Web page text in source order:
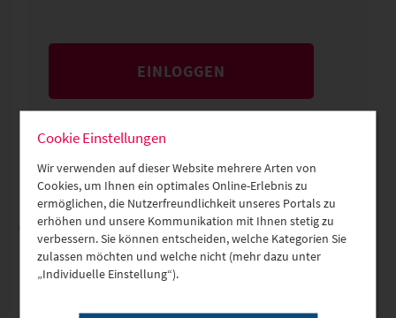
EINLOGGEN
oder
Neues Profil erstellen
Cookie Einstellungen
Wir verwenden auf dieser Website mehrere Arten von
Cookies, um Ihnen ein optimales Online-Erlebnis zu
ermöglichen, die Nutzerfreundlichkeit unseres Portals zu
erhöhen und unsere Kommunikation mit Ihnen stetig zu
verbessern. Sie können entscheiden, welche Kategorien Sie
zulassen möchten und welche nicht (mehr dazu unter
„Individuelle Einstellung“).